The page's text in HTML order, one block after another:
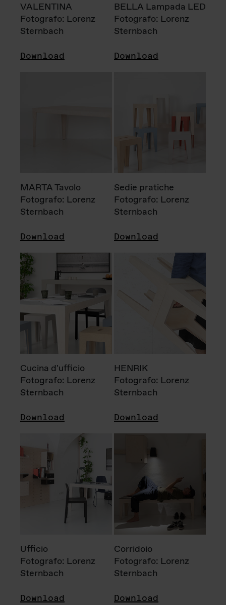
VALENTINA
Fotografo: Lorenz
Sternbach
Download
BELLA Lampada LED
Fotografo: Lorenz
Sternbach
Download
MARTA Tavolo
Fotografo: Lorenz
Sternbach
Download
Sedie pratiche
Fotografo: Lorenz
Sternbach
Download
Cucina d'ufficio
Fotografo: Lorenz
Sternbach
Download
HENRIK
Fotografo: Lorenz
Sternbach
Download
Ufficio
Fotografo: Lorenz
Sternbach
Download
Corridoio
Fotografo: Lorenz
Sternbach
Download